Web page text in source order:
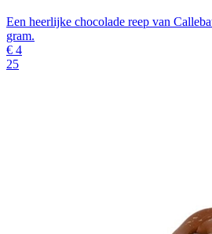
Een heerlijke chocolade reep van
gram.
€ 4
25